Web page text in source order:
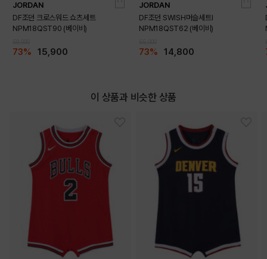
JORDAN
DF조던 크로스워드 쇼츠세트
NPM18QST90 (베이비)
73% 15,900
JORDAN
DF조던 SWISH머슬세트I
NPM18QST62 (베이비)
73% 14,800
이 상품과 비슷한 상품